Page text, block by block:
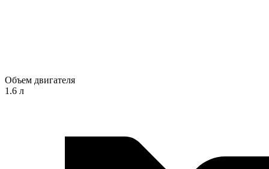
Объем двигателя
1.6 л